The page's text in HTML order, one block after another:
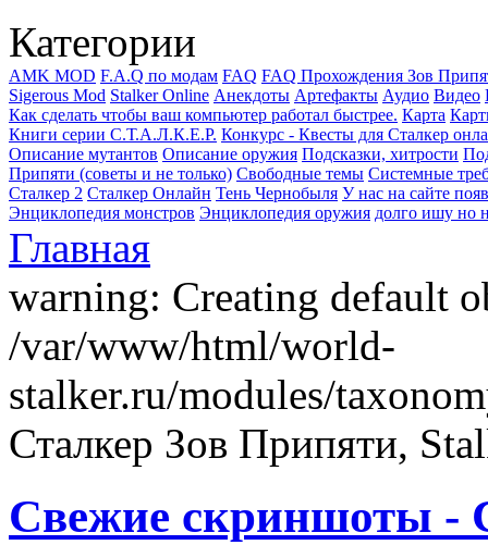
Категории
AMK MOD F.A.Q по модам FAQ FAQ Прохождения Зов
Sigerous Mod Stalker Online Анекдоты Артефакты Аудио Видео
Как сделать чтобы ваш компьютер работал быстрее. Карта
Книги серии С.Т.А.Л.К.Е.Р. Конкурс - Квесты для Сталкер
Описание мутантов Описание оружия Подсказки, хитрости
Припяти (советы и не только) Свободные темы Системные
Сталкер 2 Сталкер Онлайн Тень Чернобыля У нас на сайте
Энциклопедия монстров Энциклопедия оружия долго ишу но
Главная
warning: Creating default
/var/www/html/world-
stalker.ru/modules/
Сталкер Зов Припяти,
Свежие скриншоты